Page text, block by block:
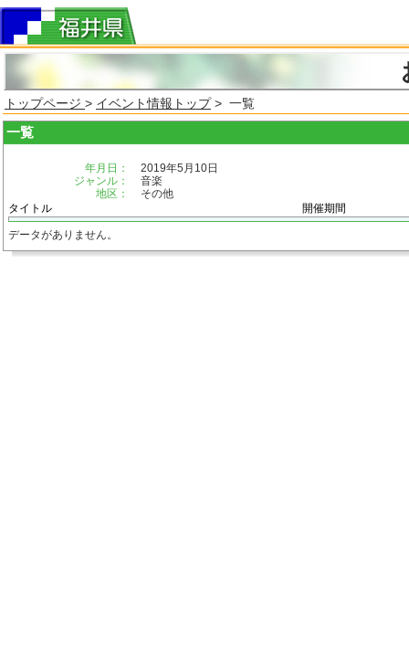
トップページ > イベント情報トップ> 一覧
一覧
年月日：
2019年5月10日
ジャンル：
音楽
地区：
その他
タイトル
開催期間
データがありません。